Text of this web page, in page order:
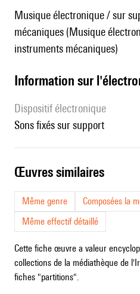
Musique électronique / sur
mécaniques (Musique
instruments mécaniques)
Information sur
Dispositif électronique
sons fixés sur support
œuvres similaires
Même genre
Composées la
Même effectif détaillé
Cette fiche œuvre a valeur
collections de la médiathèque de
fiches "partitions".